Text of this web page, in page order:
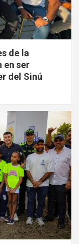
de la
en ser
del Sinú